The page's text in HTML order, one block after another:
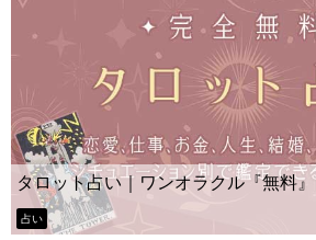
タロット占い｜ワンオラクル『無料』
占い